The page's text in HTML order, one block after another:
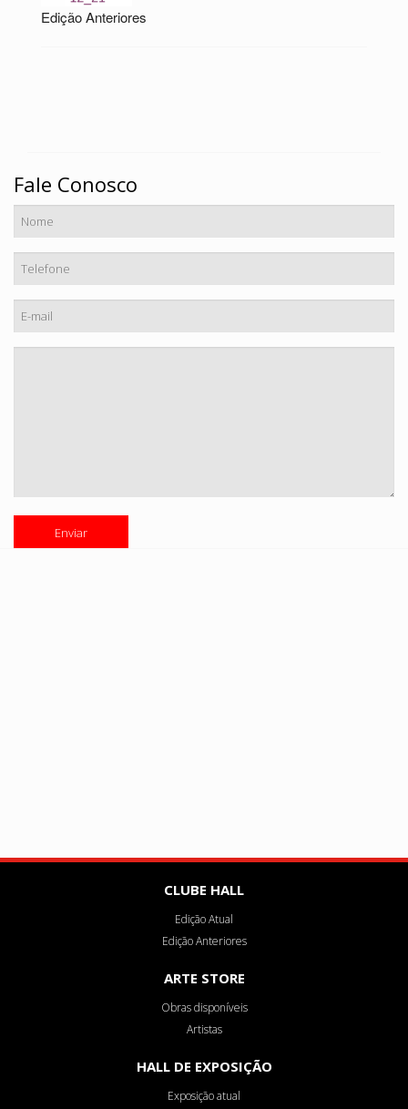
Edição Anteriores
Fale Conosco
CLUBE HALL
Edição Atual
Edição Anteriores
ARTE STORE
Obras disponíveis
Artistas
HALL DE EXPOSIÇÃO
Exposição atual